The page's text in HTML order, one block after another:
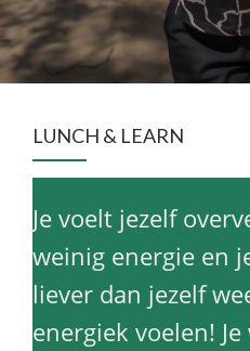
LUNCH & LEARN
Je voelt jezelf
weinig energie en
liever dan jezelf
energiek voelen!